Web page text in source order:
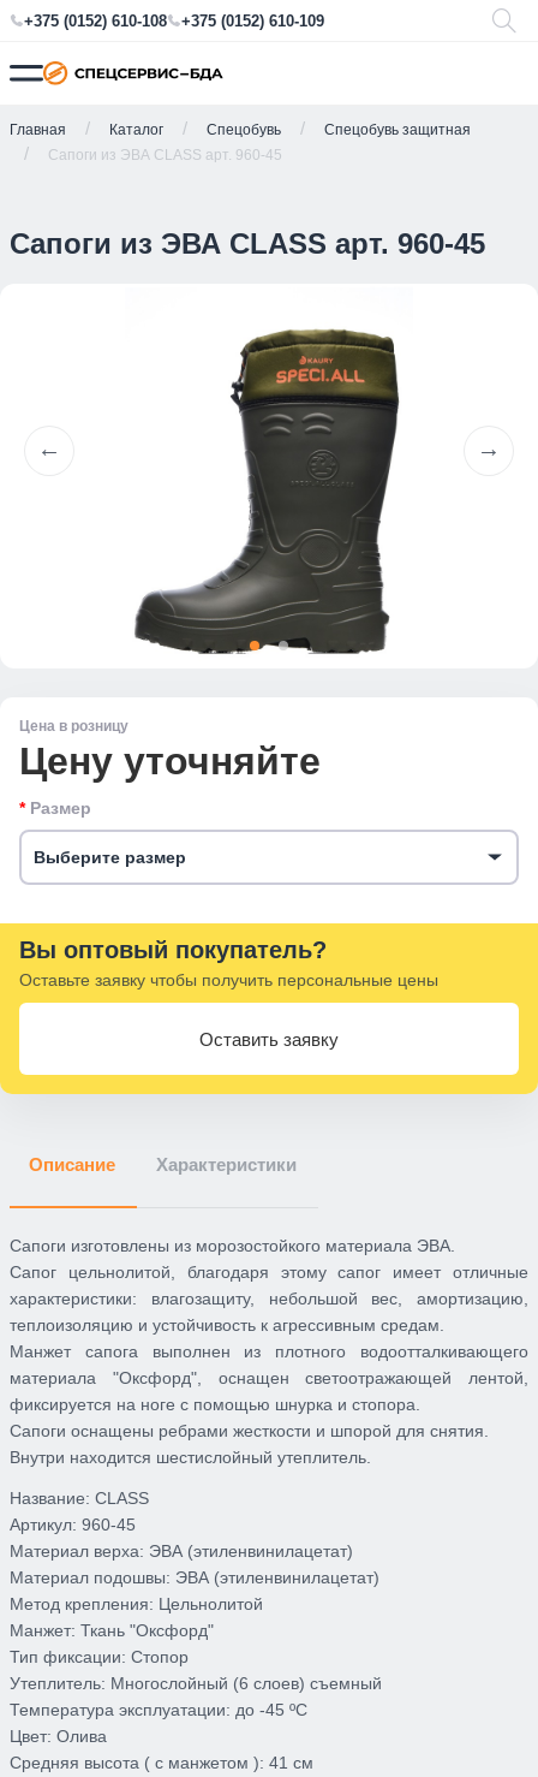
+375 (0152) 610-108 +375 (0152) 610-109
Главная Каталог Спецобувь
Спецобувь защитная
Сапоги из ЭВА CLASS арт. 960-45
Сапоги из ЭВА CLASS арт. 960-45
Цена в розницу
Цену уточняйте
Размер
Выберите размер
Вы оптовый покупатель?
Оставьте заявку чтобы получить персональные цены
Оставить заявку
Описание Характеристики
Сапоги изготовлены из морозостойкого материала ЭВА.
Сапог цельнолитой, благодаря этому сапог имеет отличные
характеристики: влагозащиту, небольшой вес, амортизацию,
теплоизоляцию и устойчивость к агрессивным средам.
Манжет сапога выполнен из плотного водоотталкивающего
материала "Оксфорд", оснащен светоотражающей лентой,
фиксируется на ноге с помощью шнурка и стопора.
Сапоги оснащены ребрами жесткости и шпорой для снятия.
Внутри находится шестислойный утеплитель.
Название: CLASS
Артикул: 960-45
Материал верха: ЭВА (этиленвинилацетат)
Материал подошвы: ЭВА (этиленвинилацетат)
Метод крепления: Цельнолитой
Манжет: Ткань "Оксфорд"
Тип фиксации: Стопор
Утеплитель: Многослойный (6 слоев) съемный
Температура эксплуатации: до -45 ºС
Цвет: Олива
Средняя высота ( с манжетом ): 41 см